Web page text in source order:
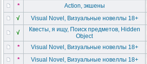
* Action, экшены
√ Visual Novel, Визуальные новеллы 18+
√
Квесты, я ищу, Поиск предметов, Hidden
Object
* Visual Novel, Визуальные новеллы 18+
* Visual Novel, Визуальные новеллы 18+